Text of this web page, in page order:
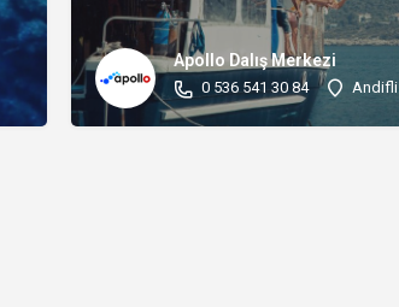
Apollo Dalış Merkezi
0 536 541 30 84 Andifli